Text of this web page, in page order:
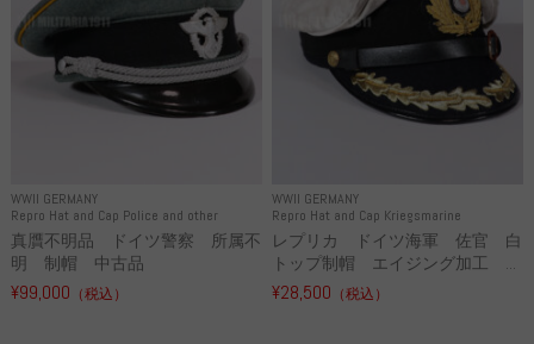
WWII GERMANY
Repro Hat and Cap Police and other
真贋不明品 ドイツ警察 所属不
明 制帽 中古品
¥99,000 （税込）
WWII GERMANY
Repro Hat and Cap Kriegsmarine
レプリカ ドイツ海軍 佐官 白
トップ制帽 エイジング加工 ...
¥28,500 （税込）